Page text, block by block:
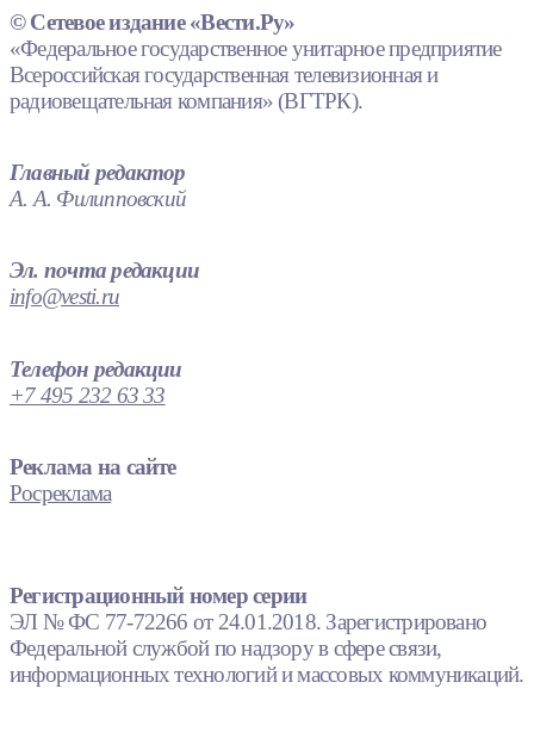
© Сетевое издание «Вести.Ру»
«Федеральное государственное унитарное предприятие
Всероссийская государственная телевизионная и
радиовещательная компания» (ВГТРК).
Главный редактор
А. А. Филипповский
Эл. почта редакции
info@vesti.ru
Телефон редакции
+7 495 232 63 33
Реклама на сайте
Росреклама
Регистрационный номер серии
ЭЛ № ФС 77-72266 от 24.01.2018. Зарегистрировано
Федеральной службой по надзору в сфере связи,
информационных технологий и массовых коммуникаций.